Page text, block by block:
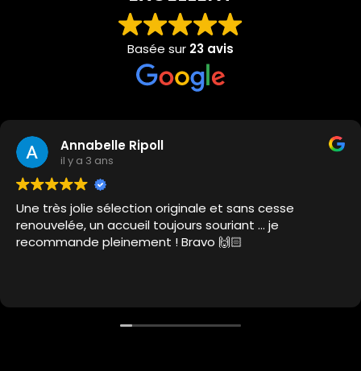
Basée sur 23 avis
Annabelle Ripoll
il y a 3 ans
Une très jolie sélection originale et sans cesse
renouvelée, un accueil toujours souriant … je
recommande pleinement ! Bravo 🙌🏻